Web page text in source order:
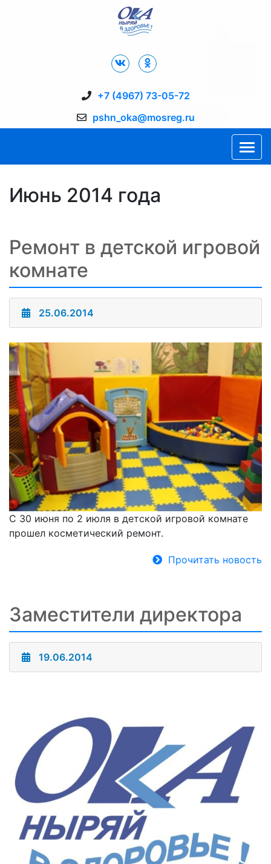
+7 (4967) 73-05-72
pshn_oka@mosreg.ru
Июнь 2014 года
Ремонт в детской игровой
комнате
25.06.2014
С 30 июня по 2 июля в детской игровой комнате
прошел косметический ремонт.
Прочитать новость
Заместители директора
19.06.2014